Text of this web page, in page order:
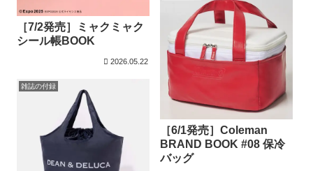
［7/2発売］ミャクミャク
シール帳BOOK
2026.05.22
［6/1発売］Coleman
BRAND BOOK #08 保冷
バッグ
雑誌の付録